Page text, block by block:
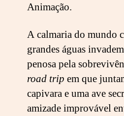
Animação.
A calmaria do mundo
grandes águas
penosa pela
road trip em que
capivara e uma ave
amizade improvável